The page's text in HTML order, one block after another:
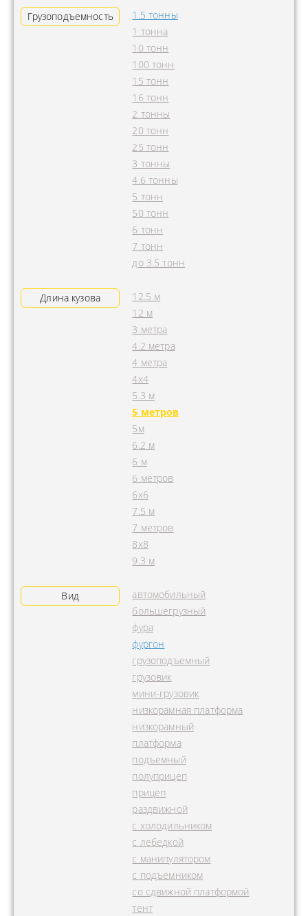
Грузоподъемность
1.5 тонны
1 тонна
10 тонн
100 тонн
15 тонн
16 тонн
2 тонны
20 тонн
25 тонн
3 тонны
4.6 тонны
5 тонн
50 тонн
6 тонн
7 тонн
до 3.5 тонн
Длина кузова
12.5 м
12 м
3 метра
4.2 метра
4 метра
4x4
5.3 м
5 метров
5м
6.2 м
6 м
6 метров
6х6
7.5 м
7 метров
8х8
9.3 м
Вид
автомобильный
большегрузный
фура
фургон
грузоподъемный
грузовик
мини-грузовик
низкорамная платформа
низкорамный
платформа
подъемный
полуприцеп
прицеп
раздвижной
с холодильником
с лебедкой
с манипулятором
с подъемником
со сдвижной платформой
тент